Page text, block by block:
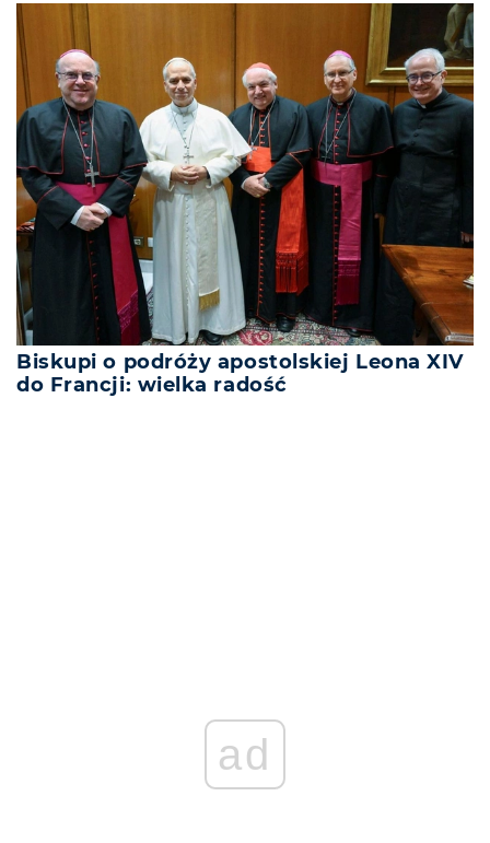
Biskupi o podróży apostolskiej Leona XIV
do Francji: wielka radość